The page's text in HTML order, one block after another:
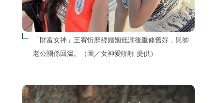
「財富女神」王宥忻歷經婚姻低潮後重修舊好，與帥
老公關係回溫。（圖／女神愛啪啪 提供）